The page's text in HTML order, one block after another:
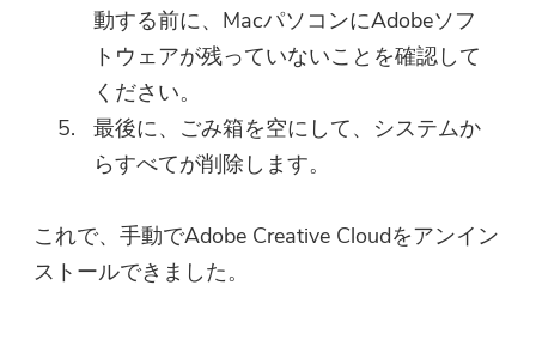
動する前に、MacパソコンにAdobeソフ
トウェアが残っていないことを確認して
ください。
最後に、ごみ箱を空にして、システムか
らすべてが削除します。
これで、手動でAdobe Creative Cloudをアンイン
ストールできました。